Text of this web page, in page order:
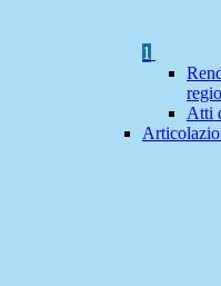
1
Atti